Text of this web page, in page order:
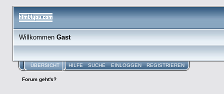
WillkommenGast
ÜBERSICHT HILFE SUCHE EINLOGGEN REGISTRIEREN
Forum geht's?